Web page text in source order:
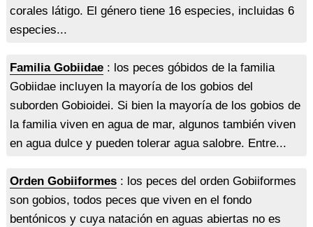
corales látigo. El género tiene 16 especies, incluidas 6
especies...
Familia Gobiidae: los peces góbidos de la familia
Gobiidae incluyen la mayoría de los gobios del
suborden Gobioidei. Si bien la mayoría de los gobios de
la familia viven en agua de mar, algunos también viven
en agua dulce y pueden tolerar agua salobre. Entre...
Orden Gobiiformes: los peces del orden Gobiiformes
son gobios, todos peces que viven en el fondo
bentónicos y cuya natación en aguas abiertas no es